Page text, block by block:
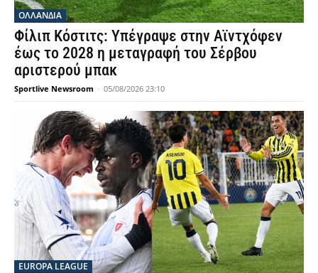
OΛΛΑΝΔΊΑ
Φίλιπ Κόστιτς: Υπέγραψε στην Αϊντχόφεν
έως το 2028 η μεταγραφή του Σέρβου
αριστερού μπακ
Sportlive Newsroom - 05/08/2026 23:10
EUROPA LEAGUE